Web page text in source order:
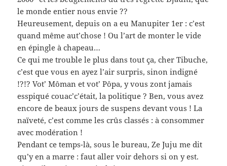
le monde entier nous envie ??
Heureusement, depuis on a eu Manupiter 1er : c’est
quand même aut’chose ! Ou l’art de monter le vide
en épingle à chapeau…
Ce qui me trouble le plus dans tout ça, cher Tibuche,
c’est que vous en ayez l’air surpris, sinon indigné
!?!? Vot’ Môman et vot’ Pôpa, y vous zont jamais
esspiqué couac’c’était, la politique ? Ben, vous avez
encore de beaux jours de suspens devant vous ! La
naïveté, c’est comme les crûs classés : à consommer
avec modération !
Pendant ce temps-là, sous le bureau, Ze Juju me dit
qu’y en a marre : faut aller voir dehors si on y est.